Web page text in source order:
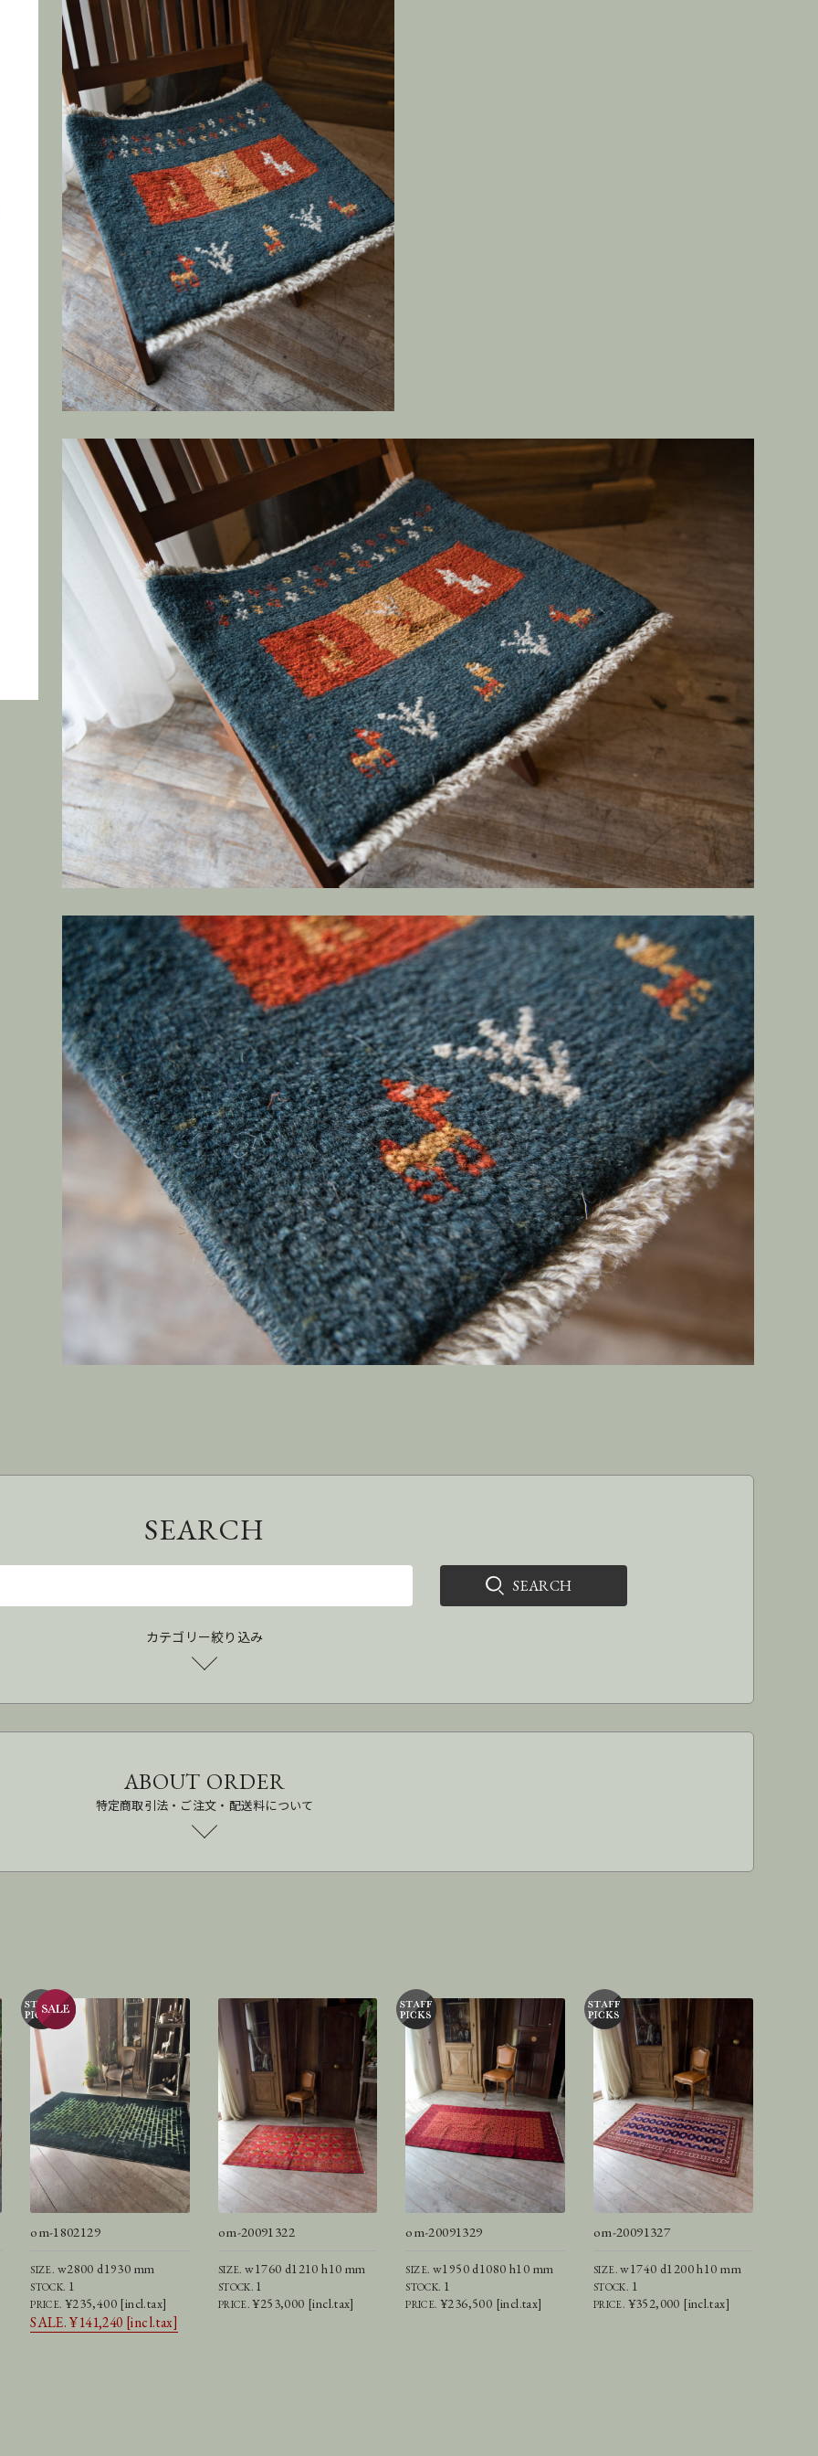
SEARCH
カテゴリー絞り込み
ABOUT ORDER
特定商取引法・ご注文・配送料について
om-1802129
SIZE. w2800 d1930 mm
STOCK. 1
PRICE. ¥235,400 [incl.tax]
SALE. ¥141,240 [incl.tax]
om-20091322
SIZE.w1760 d1210 h10 mm
STOCK. 1
PRICE.¥253,000 [incl.tax]
om-20091329
SIZE. w1950 d1080 h10 mm
STOCK. 1
PRICE.¥236,500 [incl.tax]
om-20091327
SIZE.w1740 d1200 h10 mm
STOCK. 1
PRICE. ¥352,000 [incl.tax]